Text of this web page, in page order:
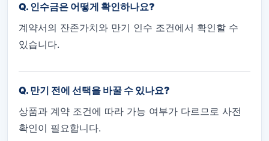
Q. 인수금은 어떻게 확인하나요?
계약서의 잔존가치와 만기 인수 조건에서 확인할 수
있습니다.
Q. 만기 전에 선택을 바꿀 수 있나요?
상품과 계약 조건에 따라 가능 여부가 다르므로 사전
확인이 필요합니다.